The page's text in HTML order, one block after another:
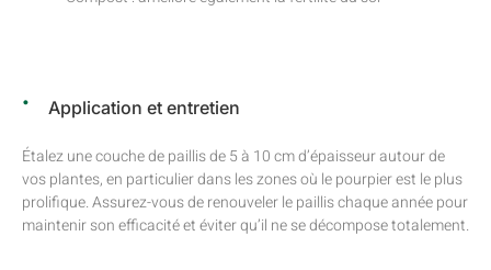
Application et entretien
Étalez une couche de paillis de 5 à 10 cm d’épaisseur autour de
vos plantes, en particulier dans les zones où le pourpier est le plus
prolifique. Assurez-vous de renouveler le paillis chaque année pour
maintenir son efficacité et éviter qu’il ne se décompose totalement.